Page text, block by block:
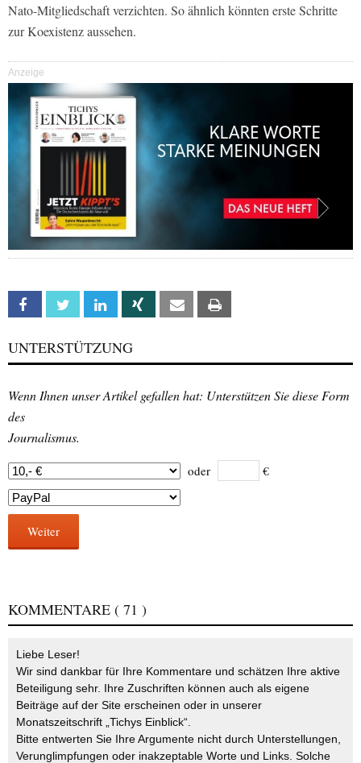
Nato-Mitgliedschaft verzichten. So ähnlich könnten erste Schritte
zur Koexistenz aussehen.
Anzeige
Facebook Twitter Linkedin Xing Email
UNTERSTÜTZUNG
Wenn Ihnen unser Artikel gefallen hat: Unterstützen Sie diese Form
des
Journalismus.
oder €
Weiter
KOMMENTARE ( 71 )
Liebe Leser!
Wir sind dankbar für Ihre Kommentare und schätzen Ihre aktive
Beteiligung sehr. Ihre Zuschriften können auch als eigene
Beiträge auf der Site erscheinen oder in unserer
Monatszeitschrift „Tichys Einblick“.
Bitte entwerten Sie Ihre Argumente nicht durch Unterstellungen,
Verunglimpfungen oder inakzeptable Worte und Links. Solche